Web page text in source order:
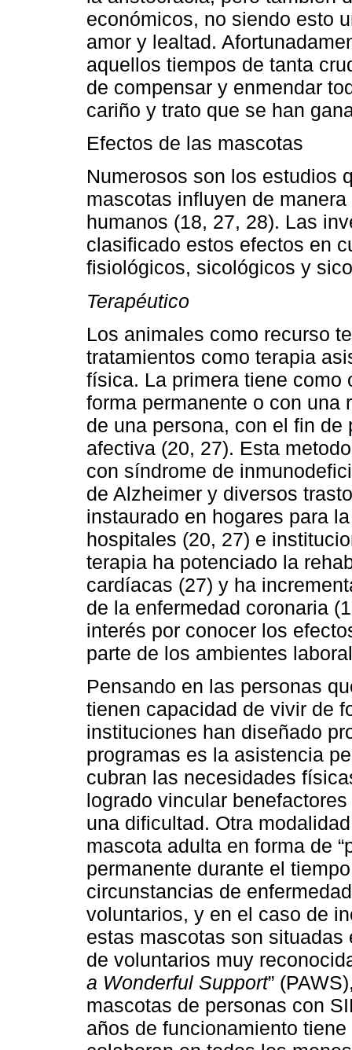
económicos, no siendo esto
amor y lealtad.
aquellos tiempos de tanta
de compensar y enmendar
cariño y trato que se han
Efectos de las mascotas
Numerosos son los estudios
mascotas influyen de
humanos (18, 27, 28). Las
clasificado estos efectos en
fisiológicos, sicológicos y
Terapéutico
Los animales como recurso
tratamientos como terapia
física. La primera tiene como
forma permanente o con una
de una persona, con el fin
afectiva (20, 27). Esta
con síndrome de
de Alzheimer y diversos
instaurado en hogares para
hospitales (20, 27) e
terapia ha potenciado la
cardíacas (27) y ha
de la enfermedad coronaria
interés por conocer los
parte de los ambientes
Pensando en las personas
tienen capacidad de vivir de
instituciones han diseñado
programas es la asistencia
cubran las necesidades
logrado vincular
una dificultad. Otra
mascota adulta en forma de
permanente durante el
circunstancias de
voluntarios, y en el caso de
estas mascotas son
de voluntarios muy
a Wonderful Support”
mascotas de personas con
años de funcionamiento